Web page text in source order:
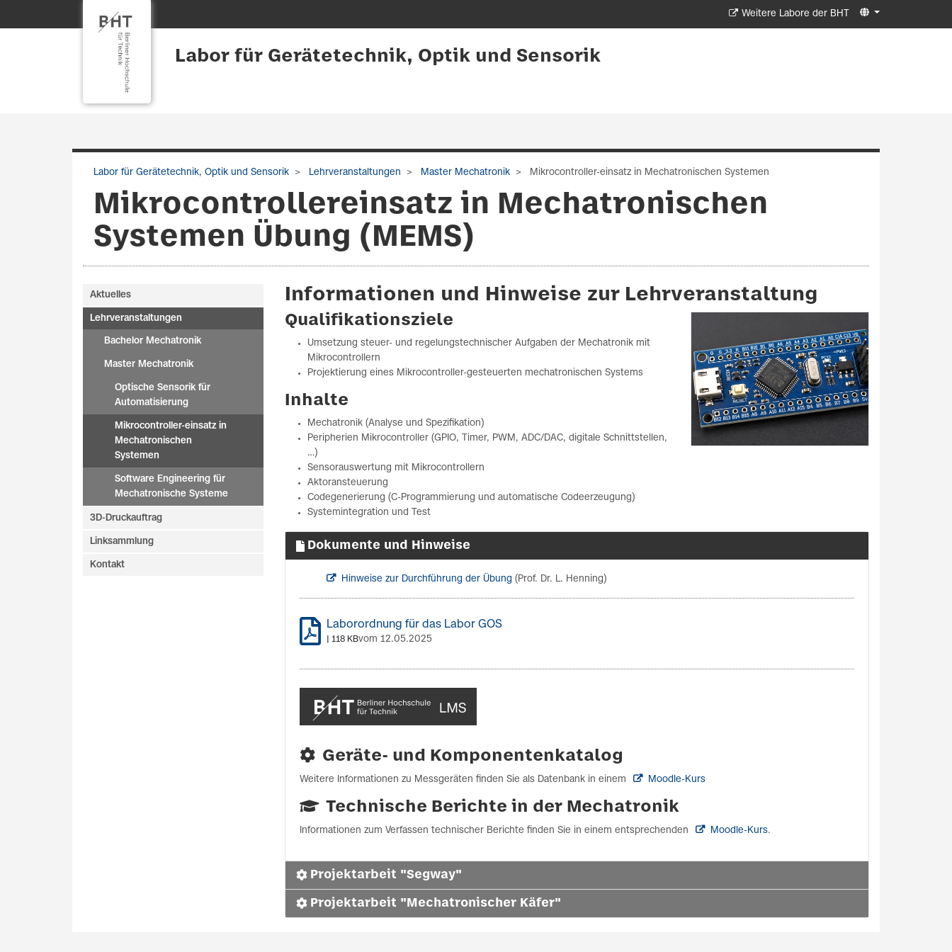
Weitere Labore der BHT
Labor für Gerätetechnik, Optik und Sensorik
Labor für Gerätetechnik, Optik und Sensorik Lehrveranstaltungen Master Mechatronik Mikrocontroller-einsatz in Mechatronischen Systemen
Mikrocontrollereinsatz in Mechatronischen
Systemen Übung (MEMS)
Informationen und Hinweise zur Lehrveranstaltung
Qualifikationsziele
Umsetzung steuer- und regelungstechnischer Aufgaben der Mechatronik mit
Mikrocontrollern
Projektierung eines Mikrocontroller-gesteuerten mechatronischen Systems
Inhalte
Mechatronik (Analyse und Spezifikation)
Peripherien Mikrocontroller (GPIO, Timer, PWM, ADC/DAC, digitale Schnittstellen,
…)
Sensorauswertung mit Mikrocontrollern
Aktoransteuerung
Codegenerierung (C-Programmierung und automatische Codeerzeugung)
Systemintegration und Test
Dokumente und Hinweise
Hinweise zur Durchführung der Übung (Prof. Dr. L. Henning)
Laborordnung für das Labor GOS
vom 12.05.2025
118 KB
Geräte- und Komponentenkatalog
Weitere Informationen zu Messgeräten finden Sie als Datenbank in einem Moodle-Kurs
Technische Berichte in der Mechatronik
Informationen zum Verfassen technischer Berichte finden Sie in einem entsprechenden Moodle-Kurs.
Projektarbeit "Segway"
Projektarbeit "Mechatronischer Käfer"
Aktuelles
Lehrveranstaltungen
Bachelor Mechatronik
Master Mechatronik
Optische Sensorik für
Automatisierung
Mikrocontroller-einsatz in
Mechatronischen
Systemen
Software Engineering für
Mechatronische Systeme
3D-Druckauftrag
Linksammlung
Kontakt